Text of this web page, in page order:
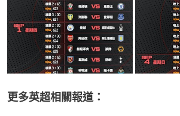
更多英超相關報道：